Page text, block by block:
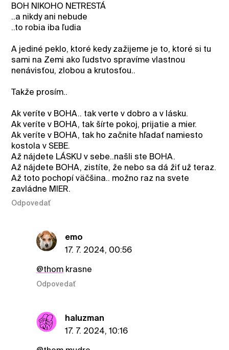
BOH NIKOHO NETRESTÁ
..a nikdy ani nebude
..to robia iba ľudia
A jediné peklo, ktoré kedy zažijeme je to, ktoré si tu
sami na Zemi ako ľudstvo spravíme vlastnou
nenávisťou, zlobou a krutosťou..
Takže prosím..
Ak veríte v BOHA.. tak verte v dobro a v lásku.
Ak veríte v BOHA, tak šírte pokoj, prijatie a mier.
Ak veríte v BOHA, tak ho začnite hľadať namiesto
kostola v SEBE.
Až nájdete LÁSKU v sebe..našli ste BOHA.
Až nájdete BOHA, zistíte, že nebo sa dá žiť už teraz.
Až toto pochopí väčšina.. možno raz na svete
zavládne MIER.
Odpovedať
emo
17. 7. 2024, 00:56
@thomkrasne
Odpovedať
haluzman
17. 7. 2024, 10:16